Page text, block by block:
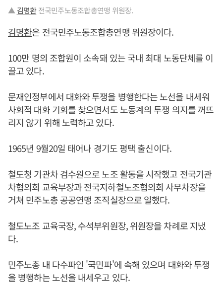
▲김명환전국민주노동조합총연맹 위원장.
김명환은 전국민주노동조합총연맹 위원장이다.
100만 명의 조합원이 소속돼 있는 국내 최대 노동단체를 이
끌고 있다.
문재인정부에서 대화와 투쟁을 병행한다는 노선을 내세워
사회적 대화 기회를 찾으면서도 노동계의 투쟁 의지를 꺼뜨
리지 않기 위해 노력하고 있다.
1965년 9월20일 태어나 경기도 평택 출신이다.
철도청 기관차 검수원으로 노조 활동을 시작했고 전국기관
차협의회 교육부장과 전국지하철노조협의회 사무차장을
거쳐 민주노총 공공연맹 조직실장으로 일했다.
철도노조 교육국장, 수석부위원장, 위원장을 차례로 지냈
다.
민주노총 내 다수파인 '국민파'에 속해 있으며 대화와 투쟁
을 병행하는 노선을 내세우고 있다.